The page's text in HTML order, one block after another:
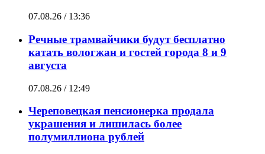
07.08.26 / 13:36
Речные трамвайчики будут бесплатно
катать вологжан и гостей города 8 и 9
августа
07.08.26 / 12:49
Череповецкая пенсионерка продала
украшения и лишилась более
полумиллиона рублей